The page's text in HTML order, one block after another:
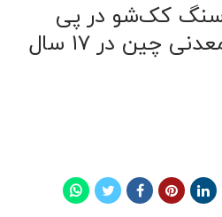
کک‌شو در پی
مرگبارترین حادثه معدنی چین در ۱۷ سال